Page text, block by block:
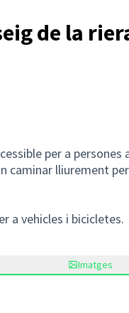
de la
per a
caminar lliurement
a vehicles i bicicletes.
Imatges